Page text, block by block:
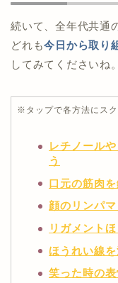
続いて、全年代共通
どれも今日から取り
してみてくださいね。
※タップで各方法にスク
レチノール
う
口元の筋肉
顔のリンパ
リガメント
ほうれい線
笑った時の